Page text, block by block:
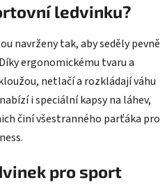
u
ledvinku?
navrženy tak, aby seděly pevně
ergonomickému tvaru a
netlačí a rozkládají váhu
i speciální kapsy na láhev,
činí všestranného parťáka pro
pro sport